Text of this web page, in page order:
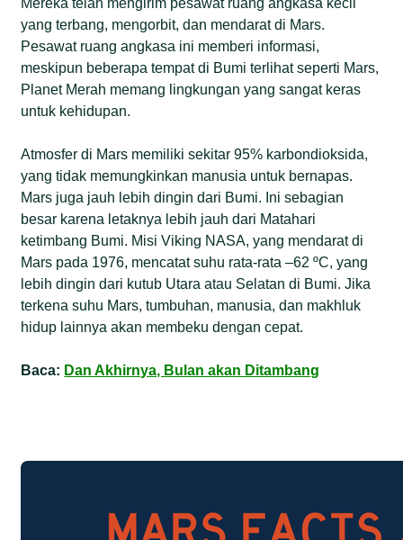
yang terbang, mengorbit, dan mendarat di Mars.
Pesawat ruang angkasa ini memberi informasi,
meskipun beberapa tempat di Bumi terlihat seperti Mars,
Planet Merah memang lingkungan yang sangat keras
untuk kehidupan.
Atmosfer di Mars memiliki sekitar 95% karbondioksida,
yang tidak memungkinkan manusia untuk bernapas.
Mars juga jauh lebih dingin dari Bumi. Ini sebagian
besar karena letaknya lebih jauh dari Matahari
ketimbang Bumi. Misi Viking NASA, yang mendarat di
Mars pada 1976, mencatat suhu rata-rata –62 ºC, yang
lebih dingin dari kutub Utara atau Selatan di Bumi. Jika
terkena suhu Mars, tumbuhan, manusia, dan makhluk
hidup lainnya akan membeku dengan cepat.
Baca: Dan Akhirnya, Bulan akan Ditambang